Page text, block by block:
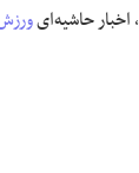
، اخبار حاشیه‌ای